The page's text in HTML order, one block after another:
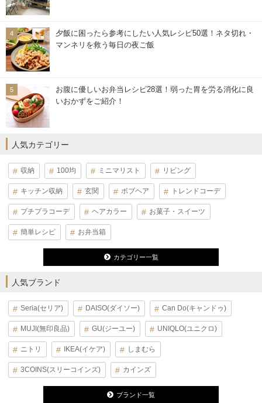
夕飯に困ったら参考にしたい人気レシピ50選！ネタ切れ・
マンネリを救う毎日の夜ご飯
お腹に優しいお弁当レシピ28選！弱った胃を労る消化に良
いおかずをご紹介！
人気カテゴリー
収納 100均 ミニマリスト リビング
キッチン収納 玄関 ボブヘア トレンドコーデ
プチプラコーデ ヘアカラー お菓子・スイーツ
簡単レシピ お弁当箱
カテゴリー一覧
人気ブランド
Seria(セリア) DAISO(ダイソー) Can Do(キャンドゥ)
MUJI(無印良品) GU(ジーユー) UNIQLO(ユニクロ)
ニトリ IKEA(イケア) しまむら
3COINS(スリーコインズ) カインズ
ブランド一覧